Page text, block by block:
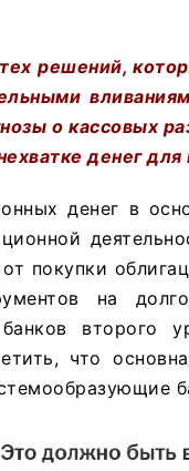
решений,
о кассовых
денег
денег в
покупки
на
банков второго
что